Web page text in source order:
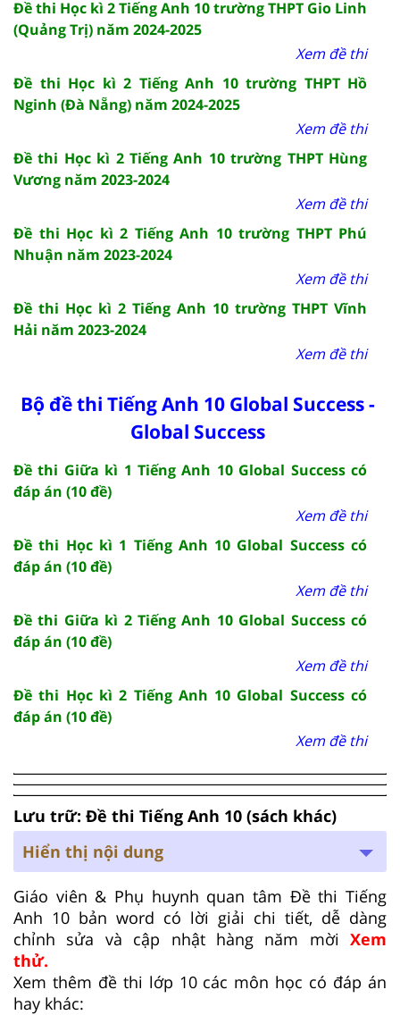
Đề thi Học kì 2 Tiếng Anh 10 trường THPT Gio Linh
(Quảng Trị) năm 2024-2025
Xem đề thi
Đề thi Học kì 2 Tiếng Anh 10 trường THPT Hồ
Nginh (Đà Nẵng) năm 2024-2025
Xem đề thi
Đề thi Học kì 2 Tiếng Anh 10 trường THPT Hùng
Vương năm 2023-2024
Xem đề thi
Đề thi Học kì 2 Tiếng Anh 10 trường THPT Phú
Nhuận năm 2023-2024
Xem đề thi
Đề thi Học kì 2 Tiếng Anh 10 trường THPT Vĩnh
Hải năm 2023-2024
Xem đề thi
Bộ đề thi Tiếng Anh 10 Global Success -
Global Success
Đề thi Giữa kì 1 Tiếng Anh 10 Global Success có
đáp án (10 đề)
Xem đề thi
Đề thi Học kì 1 Tiếng Anh 10 Global Success có
đáp án (10 đề)
Xem đề thi
Đề thi Giữa kì 2 Tiếng Anh 10 Global Success có
đáp án (10 đề)
Xem đề thi
Đề thi Học kì 2 Tiếng Anh 10 Global Success có
đáp án (10 đề)
Xem đề thi
Lưu trữ: Đề thi Tiếng Anh 10 (sách khác)
Hiển thị nội dung
Giáo viên & Phụ huynh quan tâm Đề thi Tiếng
Anh 10 bản word có lời giải chi tiết, dễ dàng
chỉnh sửa và cập nhật hàng năm mời Xem
thử.
Xem thêm đề thi lớp 10 các môn học có đáp án
hay khác: